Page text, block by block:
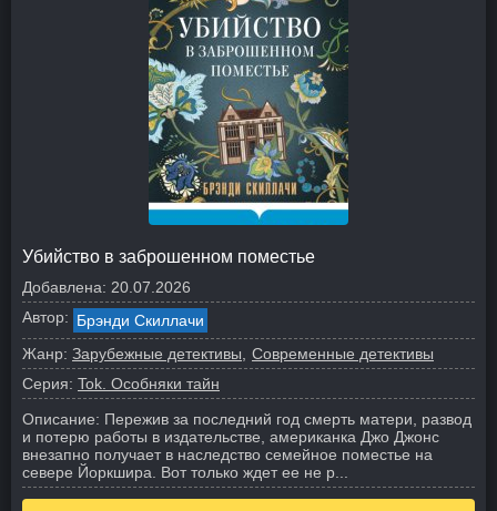
Убийство в заброшенном поместье
Добавлена: 20.07.2026
Автор: Брэнди Скиллачи
Жанр: Зарубежные детективы
Современные детективы
Серия: Tok. Особняки тайн
Описание: Пережив за последний год смерть матери, развод
и потерю работы в издательстве, американка Джо Джонс
внезапно получает в наследство семейное поместье на
севере Йоркшира. Вот только ждет ее не р...